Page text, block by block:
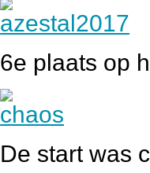
6e plaats op
De start was